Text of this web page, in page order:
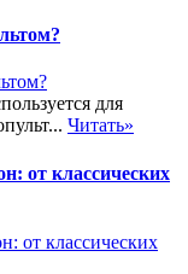
для
Читать»
от классических